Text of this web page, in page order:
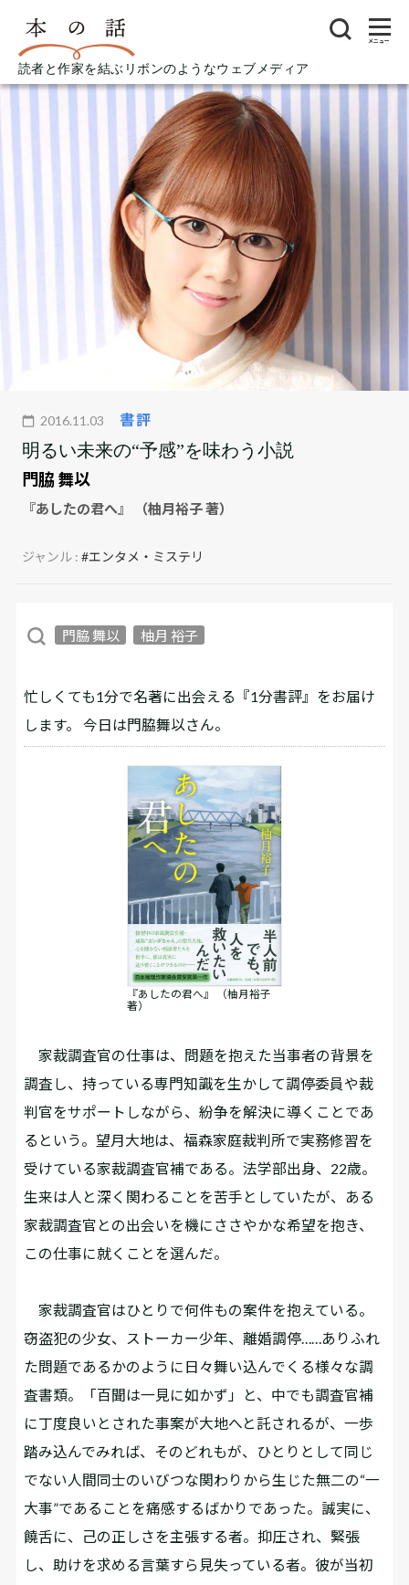
読者と作家を結ぶリボンのようなウェブメディア
メニュー
2016.11.03 書評
明るい未来の“予感”を味わう小説
門脇 舞以
『あしたの君へ』 （柚月裕子 著）
ジャンル :#エンタメ・ミステリ
門脇 舞以 柚月 裕子
忙しくても1分で名著に出会える『1分書評』をお届け
します。 今日は門脇舞以さん。
『あしたの君へ』 （柚月裕子
著）
家裁調査官の仕事は、問題を抱えた当事者の背景を
調査し、持っている専門知識を生かして調停委員や裁
判官をサポートしながら、紛争を解決に導くことであ
るという。望月大地は、福森家庭裁判所で実務修習を
受けている家裁調査官補である。法学部出身、22歳。
生来は人と深く関わることを苦手としていたが、ある
家裁調査官との出会いを機にささやかな希望を抱き、
この仕事に就くことを選んだ。
家裁調査官はひとりで何件もの案件を抱えている。
窃盗犯の少女、ストーカー少年、離婚調停……ありふれ
た問題であるかのように日々舞い込んでくる様々な調
査書類。「百聞は一見に如かず」と、中でも調査官補
に丁度良いとされた事案が大地へと託されるが、一歩
踏み込んでみれば、そのどれもが、ひとりとして同じ
でない人間同士のいびつな関わりから生じた無二の“一
大事”であることを痛感するばかりであった。誠実に、
饒舌に、己の正しさを主張する者。抑圧され、緊張
し、助けを求める言葉すら見失っている者。彼が当初